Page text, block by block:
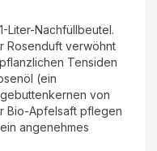
Liter-Nachfüllbeutel.
Rosenduft verwöhnt
Tensiden
(ein
von
Bio-Apfelsaft pflegen
angenehmes